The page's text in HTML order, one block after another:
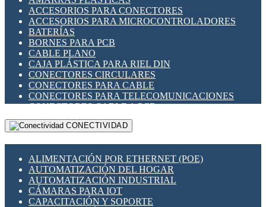
INDICADORES PARA PANEL
INTERFACES DE RELÉ
INTERRUPTORES FIN DE CARRERA
LLAVES CONMUTADORAS
MEDIDORES DE ENERGÍA Y TC'S DE CORRIENTE
MOTORES PASO A PASO
PANTALLAS HMI
PLC -CONTROLADORES LÓGICO PROGRAMABLES
PROGRAMADORES DE HORARIO
RELÉS DE PROTECCIÓN
SENSORES CAPACITIVOS
SENSORES INDUCTIVOS
TEMPORIZADORES
VARIACS
VARIADORES DE FRECUENCIA [VDF]
SECCIONADORES - INTERRUPTORES
ACCESORIOS PARA CONECTORES
ACCESORIOS PARA MICROCONTROLADORES
BATERÍAS
BORNES PARA PCB
CABLE PLANO
CAJA PLÁSTICA PARA RIEL DIN
CONECTORES CIRCULARES
CONECTORES PARA CABLE
CONECTORES PARA TELECOMUNICACIONES
CONECTORES CABLE A PCB
CONECTORES PCB A CABLE
DIP SWITCHES
HERRAMIENTAS VARIAS
ILUMINACIÓN LED
INTERRUPTORES REED
INTERFACES DE RELÉ
OTROS RELÉS
CONECTIVIDAD
ALIMENTACIÓN POR ETHERNET (POE)
AUTOMATIZACIÓN DEL HOGAR
AUTOMATIZACIÓN INDUSTRIAL
CÁMARAS PARA IOT
CAPACITACIÓN Y SOPORTE